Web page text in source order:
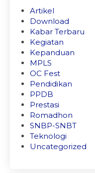
Artikel
Download
Kabar Terbaru
Kegiatan
Kepanduan
MPLS
OC Fest
Pendidikan
PPDB
Prestasi
Romadhon
SNBP-SNBT
Teknologi
Uncategorized